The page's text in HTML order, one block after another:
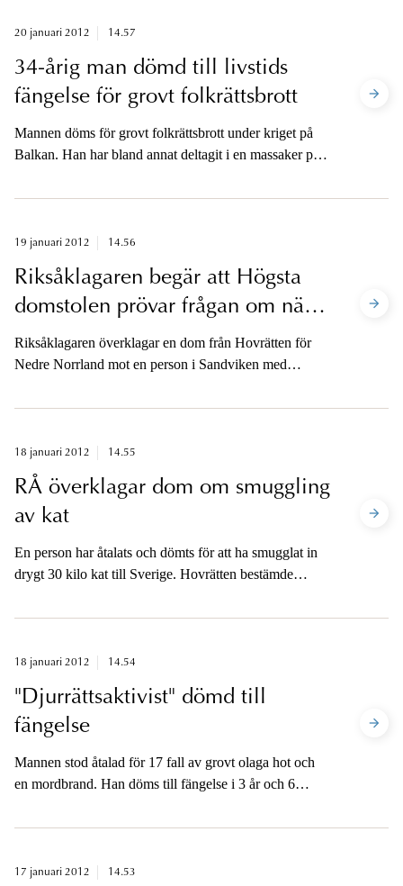
20 januari 2012 14.57
34-årig man dömd till livstids
fängelse för grovt folkrättsbrott
Mannen döms för grovt folkrättsbrott under kriget på
Balkan. Han har bland annat deltagit i en massaker på
19 januari 2012 14.56
Riksåklagaren begär att Högsta
domstolen prövar frågan om när
ett vapenbrott ska anses som
grovt
Riksåklagaren överklagar en dom från Hovrätten för
Nedre Norrland mot en person i Sandviken med
för grovt vapenbrott. Tingsrätten gick på åklagarens
18 januari 2012 14.55
RÅ överklagar dom om smuggling
av kat
En person har åtalats och dömts för att ha smugglat in
drygt 30 kilo kat till Sverige. Hovrätten bestämde
överklagat domen och yrkat att HD ska bestämma
18 januari 2012 14.54
"Djurrättsaktivist" dömd till
fängelse
Mannen stod åtalad för 17 fall av grovt olaga hot och
en mordbrand. Han döms till fängelse i 3 år och 6
17 januari 2012 14.53